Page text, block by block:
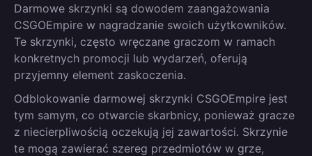
Darmowe skrzynki są dowodem zaangażowania
CSGOEmpire w nagradzanie swoich użytkowników.
Te skrzynki, często wręczane graczom w ramach
konkretnych promocji lub wydarzeń, oferują
przyjemny element zaskoczenia.
Odblokowanie darmowej skrzynki CSGOEmpire jest
tym samym, co otwarcie skarbnicy, ponieważ gracze
z niecierpliwością oczekują jej zawartości. Skrzynie
te mogą zawierać szereg przedmiotów w grze,